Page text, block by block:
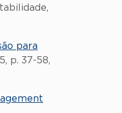
para
p. 37-58,